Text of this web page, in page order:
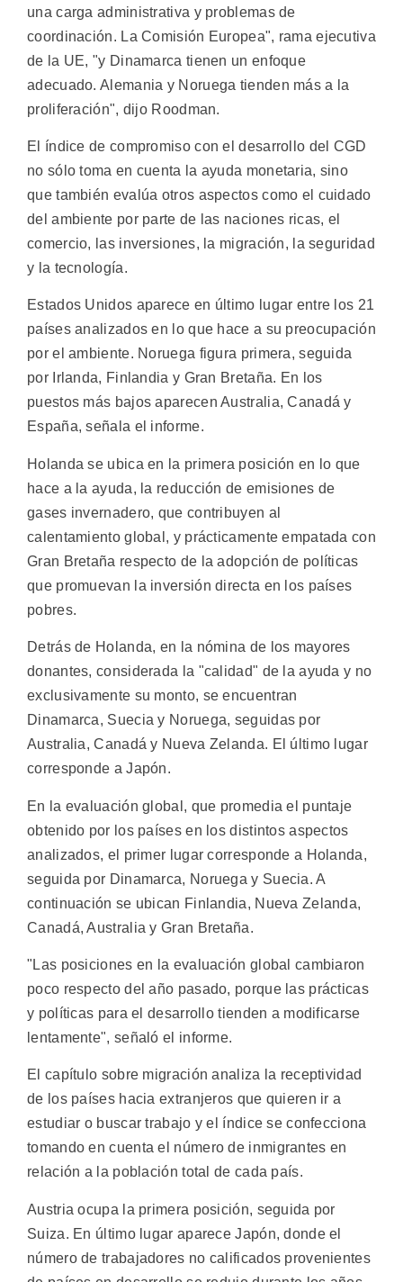
una carga administrativa y problemas de
coordinación. La Comisión Europea", rama ejecutiva
de la UE, "y Dinamarca tienen un enfoque
adecuado. Alemania y Noruega tienden más a la
proliferación", dijo Roodman.
El índice de compromiso con el desarrollo del CGD
no sólo toma en cuenta la ayuda monetaria, sino
que también evalúa otros aspectos como el cuidado
del ambiente por parte de las naciones ricas, el
comercio, las inversiones, la migración, la seguridad
y la tecnología.
Estados Unidos aparece en último lugar entre los 21
países analizados en lo que hace a su preocupación
por el ambiente. Noruega figura primera, seguida
por Irlanda, Finlandia y Gran Bretaña. En los
puestos más bajos aparecen Australia, Canadá y
España, señala el informe.
Holanda se ubica en la primera posición en lo que
hace a la ayuda, la reducción de emisiones de
gases invernadero, que contribuyen al
calentamiento global, y prácticamente empatada con
Gran Bretaña respecto de la adopción de políticas
que promuevan la inversión directa en los países
pobres.
Detrás de Holanda, en la nómina de los mayores
donantes, considerada la "calidad" de la ayuda y no
exclusivamente su monto, se encuentran
Dinamarca, Suecia y Noruega, seguidas por
Australia, Canadá y Nueva Zelanda. El último lugar
corresponde a Japón.
En la evaluación global, que promedia el puntaje
obtenido por los países en los distintos aspectos
analizados, el primer lugar corresponde a Holanda,
seguida por Dinamarca, Noruega y Suecia. A
continuación se ubican Finlandia, Nueva Zelanda,
Canadá, Australia y Gran Bretaña.
"Las posiciones en la evaluación global cambiaron
poco respecto del año pasado, porque las prácticas
y políticas para el desarrollo tienden a modificarse
lentamente", señaló el informe.
El capítulo sobre migración analiza la receptividad
de los países hacia extranjeros que quieren ir a
estudiar o buscar trabajo y el índice se confecciona
tomando en cuenta el número de inmigrantes en
relación a la población total de cada país.
Austria ocupa la primera posición, seguida por
Suiza. En último lugar aparece Japón, donde el
número de trabajadores no calificados provenientes